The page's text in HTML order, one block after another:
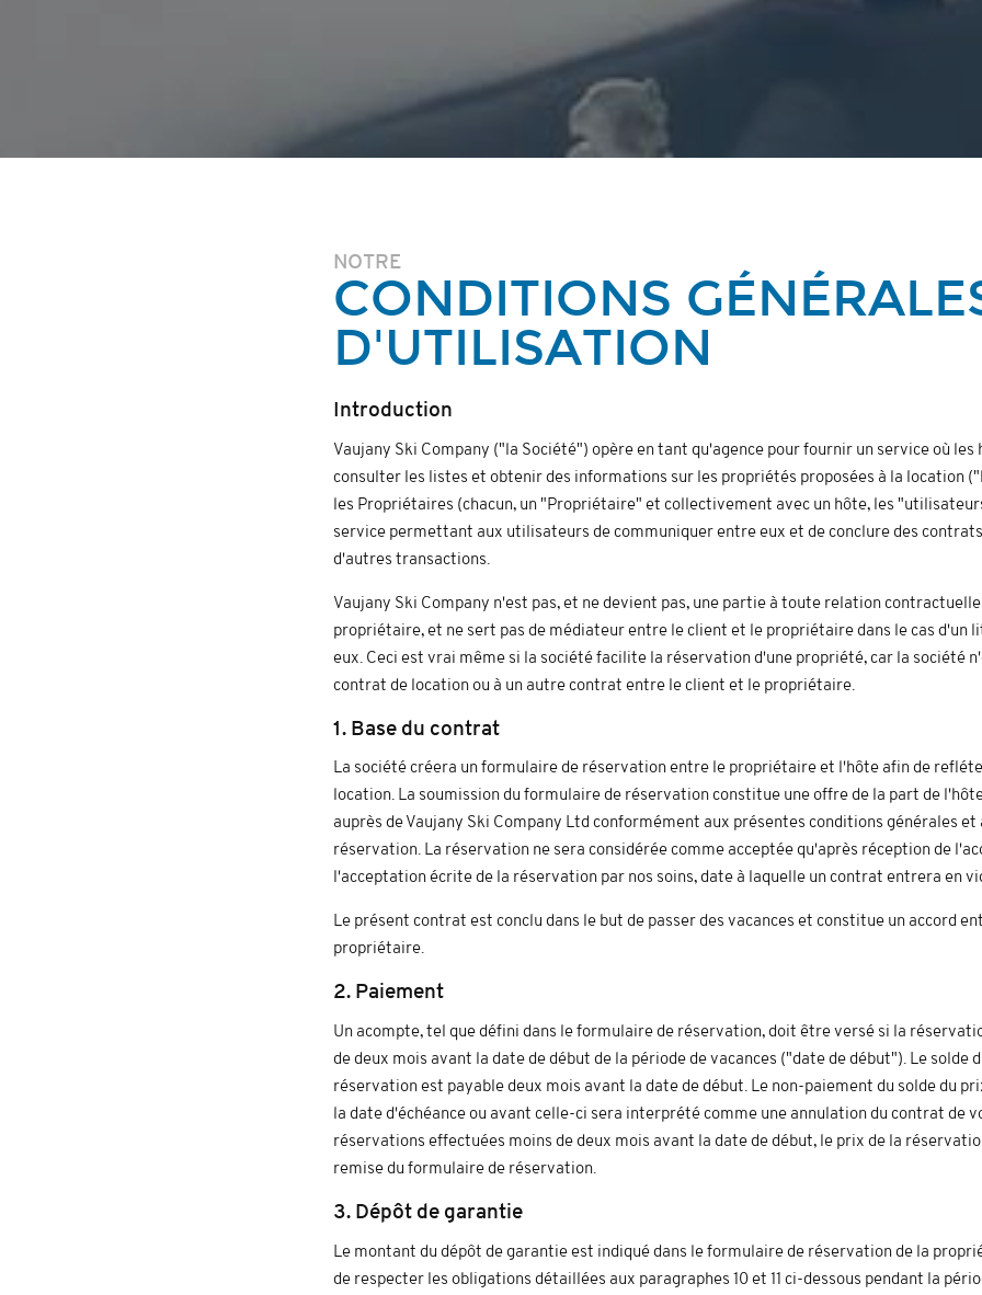
NOTRE
CONDITIONS
D'UTILISATION
Introduction
Vaujany Ski Company ("la Société") opère en tant qu'agence pour fournir un service où les
consulter les listes et obtenir des informations sur les propriétés proposées à la location
les Propriétaires (chacun, un "Propriétaire" et collectivement avec un hôte, les
service permettant aux utilisateurs de communiquer entre eux et de conclure des
d'autres transactions.
Vaujany Ski Company n'est pas, et ne devient pas, une partie à toute relation
propriétaire, et ne sert pas de médiateur entre le client et le propriétaire dans le cas d'un
eux. Ceci est vrai même si la société facilite la réservation d'une propriété, car la société
contrat de location ou à un autre contrat entre le client et le propriétaire.
1. Base du contrat
La société créera un formulaire de réservation entre le propriétaire et l'hôte afin de
location. La soumission du formulaire de réservation constitue une offre de la part de
auprès de Vaujany Ski Company Ltd conformément aux présentes conditions générales
réservation. La réservation ne sera considérée comme acceptée qu'après réception de
l'acceptation écrite de la réservation par nos soins, date à laquelle un contrat entrera en
Le présent contrat est conclu dans le but de passer des vacances et constitue un accord
propriétaire.
2. Paiement
Un acompte, tel que défini dans le formulaire de réservation, doit être versé si la
de deux mois avant la date de début de la période de vacances ("date de début"). Le solde
réservation est payable deux mois avant la date de début. Le non-paiement du solde du
la date d'échéance ou avant celle-ci sera interprété comme une annulation du contrat de
réservations effectuées moins de deux mois avant la date de début, le prix de la
remise du formulaire de réservation.
3. Dépôt de garantie
Le montant du dépôt de garantie est indiqué dans le formulaire de réservation de la
de respecter les obligations détaillées aux paragraphes 10 et 11 ci-dessous pendant la